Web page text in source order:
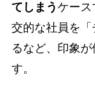
てしまうケース
交的な社員を
るなど、印象
す。